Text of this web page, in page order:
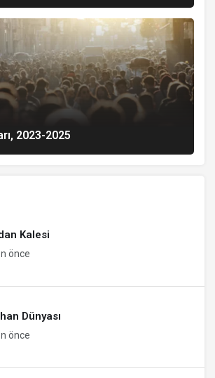
2023-2025
Kalesi
önce
Dünyası
önce